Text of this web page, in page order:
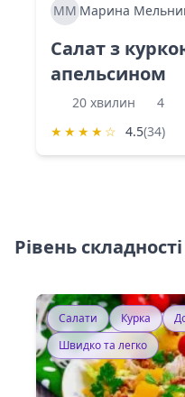
ММ Марина
Салат з
апельсином
20 хвилин
4
★ ★ ★ ★ ☆ 4.5(34)
Рівень складності
Салати Курка
Швидко та легко